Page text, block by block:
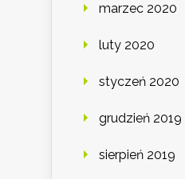
marzec 2020
luty 2020
styczeń 2020
grudzień 2019
sierpień 2019